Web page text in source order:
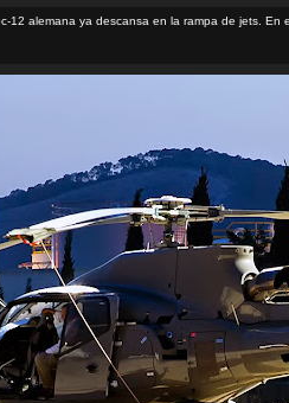
12 alemana ya descansa en la rampa de jets.